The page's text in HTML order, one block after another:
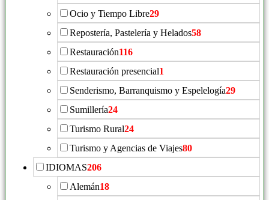
Ocio y Tiempo Libre29
Repostería, Pastelería y Helados58
Restauración116
Restauración presencial1
Senderismo, Barranquismo y Espelelogía29
Sumillería24
Turismo Rural24
Turismo y Agencias de Viajes80
IDIOMAS206
Alemán18